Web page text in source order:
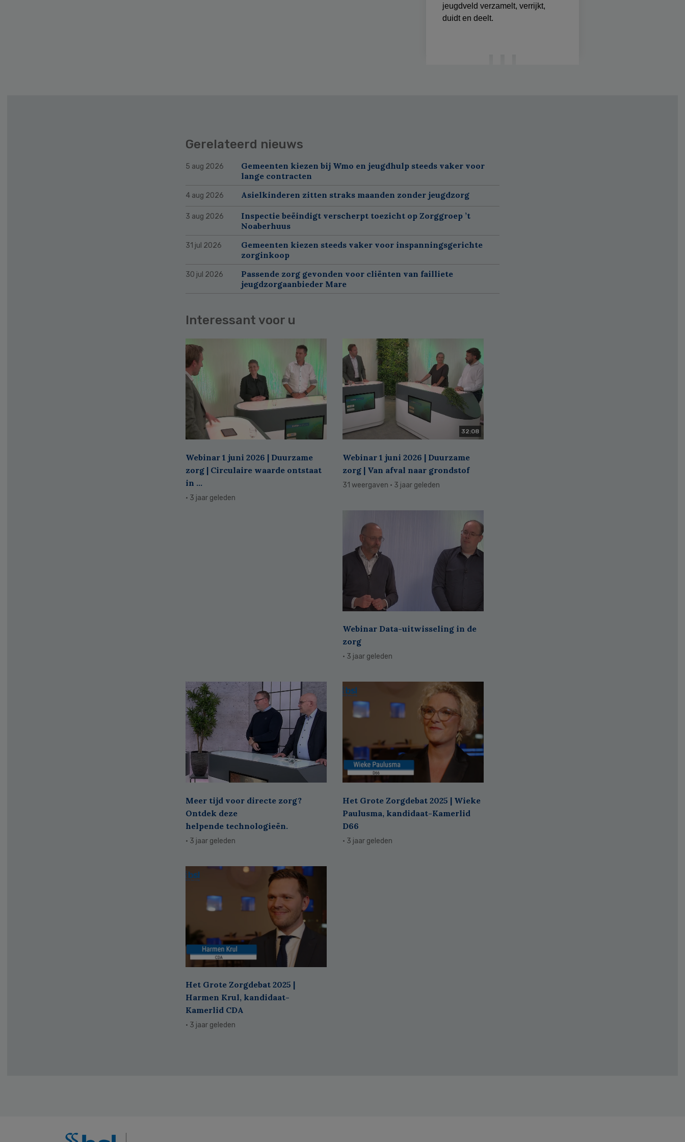
jeugdveld verzamelt, verrijkt,
duidt en deelt.
Gerelateerd nieuws
5 aug 2026
Gemeenten kiezen bij Wmo en jeugdhulp steeds vaker voor
lange contracten
4 aug 2026 Asielkinderen zitten straks maanden zonder jeugdzorg
3 aug 2026
Inspectie beëindigt verscherpt toezicht op Zorggroep ’t
Noaberhuus
31 jul 2026
Gemeenten kiezen steeds vaker voor inspanningsgerichte
zorginkoop
30 jul 2026
Passende zorg gevonden voor cliënten van failliete
jeugdzorgaanbieder Mare
Interessant voor u
Webinar 1 juni 2026 | Duurzame
zorg | Circulaire waarde ontstaat
in ...
· 3 jaar geleden
32:08
Webinar 1 juni 2026 | Duurzame
zorg | Van afval naar grondstof
31 weergaven · 3 jaar geleden
Webinar Data-uitwisseling in de
zorg
· 3 jaar geleden
Meer tijd voor directe zorg?
Ontdek deze
helpende technologieën.
· 3 jaar geleden
Het Grote Zorgdebat 2025 | Wieke
Paulusma, kandidaat-Kamerlid
D66
· 3 jaar geleden
Het Grote Zorgdebat 2025 |
Harmen Krul, kandidaat-
Kamerlid CDA
· 3 jaar geleden